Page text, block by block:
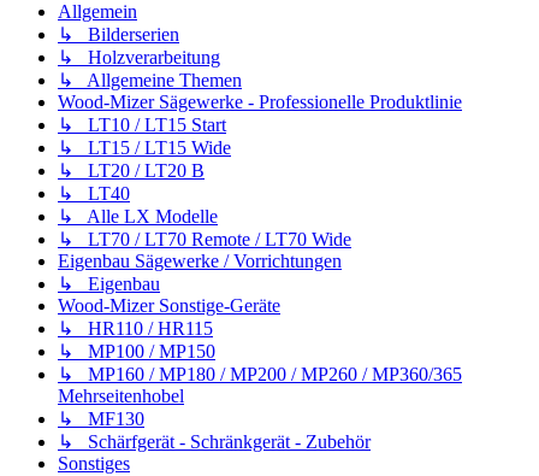
Allgemein
↳ Bilderserien
↳ Holzverarbeitung
↳ Allgemeine Themen
Wood-Mizer Sägewerke - Professionelle Produktlinie
↳ LT10 / LT15 Start
↳ LT15 / LT15 Wide
↳ LT20 / LT20 B
↳ LT40
↳ Alle LX Modelle
↳ LT70 / LT70 Remote / LT70 Wide
Eigenbau Sägewerke / Vorrichtungen
↳ Eigenbau
Wood-Mizer Sonstige-Geräte
↳ HR110 / HR115
↳ MP100 / MP150
↳ MP160 / MP180 / MP200 / MP260 / MP360/365
Mehrseitenhobel
↳ MF130
↳ Schärfgerät - Schränkgerät - Zubehör
Sonstiges